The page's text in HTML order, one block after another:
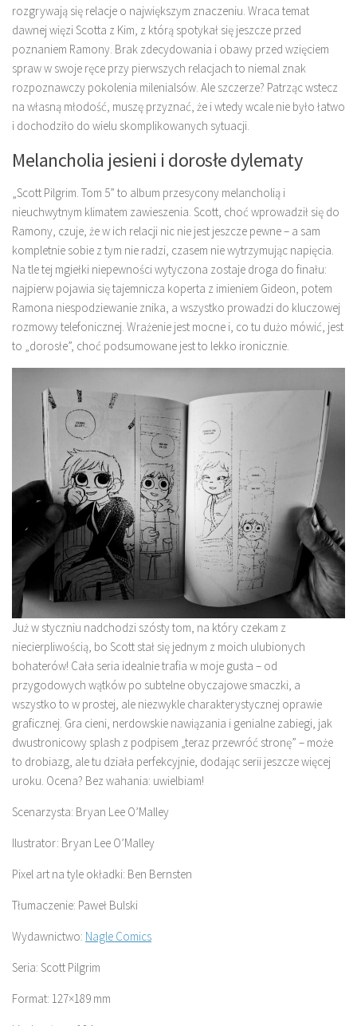
rozgrywają się relacje o największym znaczeniu. Wraca temat
dawnej więzi Scotta z Kim, z którą spotykał się jeszcze przed
poznaniem Ramony. Brak zdecydowania i obawy przed wzięciem
spraw w swoje ręce przy pierwszych relacjach to niemal znak
rozpoznawczy pokolenia milenialsów. Ale szczerze? Patrząc wstecz
na własną młodość, muszę przyznać, że i wtedy wcale nie było łatwo
i dochodziło do wielu skomplikowanych sytuacji.
Melancholia jesieni i dorosłe dylematy
„Scott Pilgrim. Tom 5” to album przesycony melancholią i
nieuchwytnym klimatem zawieszenia. Scott, choć wprowadził się do
Ramony, czuje, że w ich relacji nic nie jest jeszcze pewne – a sam
kompletnie sobie z tym nie radzi, czasem nie wytrzymując napięcia.
Na tle tej mgiełki niepewności wytyczona zostaje droga do finału:
najpierw pojawia się tajemnicza koperta z imieniem Gideon, potem
Ramona niespodziewanie znika, a wszystko prowadzi do kluczowej
rozmowy telefonicznej. Wrażenie jest mocne i, co tu dużo mówić, jest
to „dorosłe”, choć podsumowane jest to lekko ironicznie.
Już w styczniu nadchodzi szósty tom, na który czekam z
niecierpliwością, bo Scott stał się jednym z moich ulubionych
bohaterów! Cała seria idealnie trafia w moje gusta – od
przygodowych wątków po subtelne obyczajowe smaczki, a
wszystko to w prostej, ale niezwykle charakterystycznej oprawie
graficznej. Gra cieni, nerdowskie nawiązania i genialne zabiegi, jak
dwustronicowy splash z podpisem „teraz przewróć stronę” – może
to drobiazg, ale tu działa perfekcyjnie, dodając serii jeszcze więcej
uroku. Ocena? Bez wahania: uwielbiam!
Scenarzysta: Bryan Lee O’Malley
Ilustrator: Bryan Lee O’Malley
Pixel art na tyle okładki: Ben Bernsten
Tłumaczenie: Paweł Bulski
Wydawnictwo: Nagle Comics
Seria: Scott Pilgrim
Format: 127×189 mm